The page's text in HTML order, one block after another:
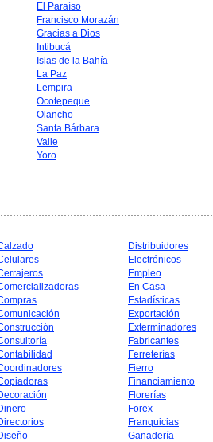
El Paraíso
Francisco Morazán
Gracias a Dios
Intibucá
Islas de la Bahía
La Paz
Lempira
Ocotepeque
Olancho
Santa Bárbara
Valle
Yoro
Distribuidores
Electrónicos
Empleo
En Casa
Estadísticas
Exportación
Exterminadores
Fabricantes
Ferreterías
Fierro
Financiamiento
Florerías
Forex
Franquicias
Ganadería